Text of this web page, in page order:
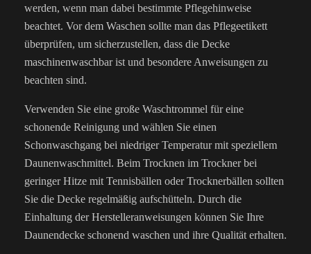
werden, wenn man dabei bestimmte Pflegehinweise
beachtet. Vor dem Waschen sollte man das Pflegeetikett
überprüfen, um sicherzustellen, dass die Decke
maschinenwaschbar ist und besondere Anweisungen zu
beachten sind.
Verwenden Sie eine große Waschtrommel für eine
schonende Reinigung und wählen Sie einen
Schonwaschgang bei niedriger Temperatur mit speziellem
Daunenwaschmittel. Beim Trocknen im Trockner bei
geringer Hitze mit Tennisbällen oder Trocknerbällen sollten
Sie die Decke regelmäßig aufschütteln. Durch die
Einhaltung der Herstelleranweisungen können Sie Ihre
Daunendecke schonend waschen und ihre Qualität erhalten.